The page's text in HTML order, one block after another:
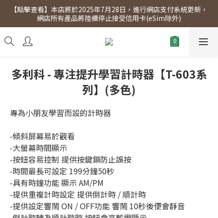
【點擊查看】會員專享 星期三全單95折!!!（優惠期至2026年12月
31日）。滿$300即免運費。
【點擊查看】本店將於2025年7月28日，進行網店支付系統更新，
網店所有產品將陸續停止接受信用卡(eSim除外)
【點擊查看】會員專享 星期三全單95折!!!（優惠期至2026年12月
31日）。滿$300即免運費。
多利科 - 專注提升學習計時器【T-603系
列】(多色)
專為小朋友學習而設的計時器
-傾斜屏幕易於觀看
-大螢幕時間顯示
-按鈕容易控制 提供按鍵鎖防止誤按
-時間最長可設定 199分鐘50秒
-具有時鐘功能 顯示 AM/PM
-提供重複計時設定 提供倒計時 / 順計時
-提供設定響鬧 ON / OFF功能 響鬧 10秒後便會靜音